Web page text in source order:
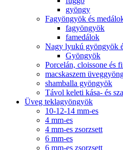
gyöngy
Fagyöngyök és
fagyöngyök
famedálok
Nagy lyukú gyöngyök
Gyöngyök
Porcelán, cloissone és
macskaszem
shamballa gyöngyök
Távol keleti kása- és
Üveg teklagyöngyök
10-12-14 mm-es
4 mm-es
4 mm-es zsorzsett
6 mm-es
6 mm-es zsorzsett